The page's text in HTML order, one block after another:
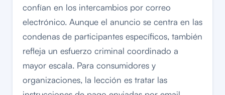
confían en los intercambios por correo
electrónico. Aunque el anuncio se centra en las
condenas de participantes específicos, también
refleja un esfuerzo criminal coordinado a
mayor escala. Para consumidores y
organizaciones, la lección es tratar las